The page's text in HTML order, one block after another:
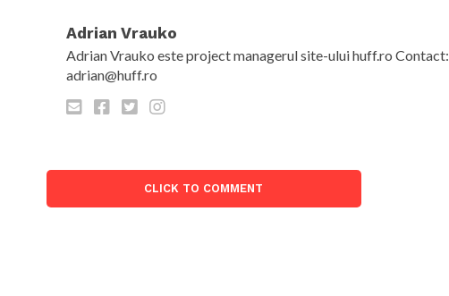
Adrian Vrauko
Adrian Vrauko este project managerul site-ului huff.ro Contact:
adrian@huff.ro
CLICK TO COMMENT